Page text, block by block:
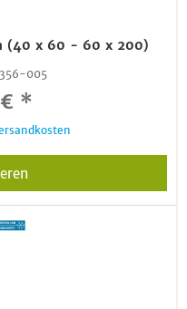
(40 x 60 - 60 x 200)
005
*